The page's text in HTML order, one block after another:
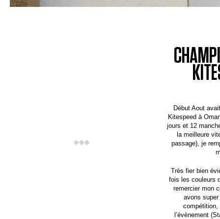
Début Aout
Kitespeed à
jours et 12
la meilleure
passage), je
Très fier bien
fois les couleurs
remercier mon
avons
compétition,
l’évènement